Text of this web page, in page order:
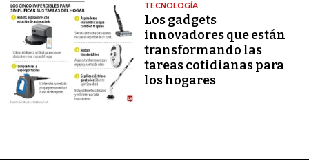
TECNOLOGÍA
Los gadgets
innovadores que están
transformando las
tareas cotidianas para
los hogares